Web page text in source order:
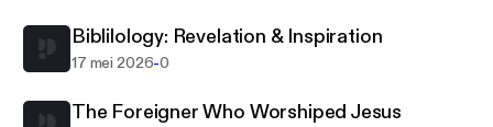
Biblilology: Revelation & Inspiration
17 mei 2026-0
The Foreigner Who Worshiped Jesus